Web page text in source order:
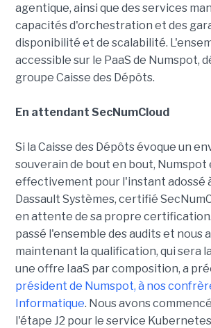
agentique, ainsi que des services
capacités d'orchestration et des
disponibilité et de scalabilité.
accessible sur le PaaS de Numspot,
groupe Caisse des Dépôts.
En attendant SecNumCloud
Si la Caisse des Dépôts évoque un
souverain de bout en bout, Numspot
effectivement pour l'instant adossé
Dassault Systèmes, certifié
en attente de sa propre certification.
passé l'ensemble des audits et nous
maintenant la qualification, qui sera
une offre IaaS par composition, a
président de Numspot, à nos
Informatique. Nous avons
l'étape J2 pour le service